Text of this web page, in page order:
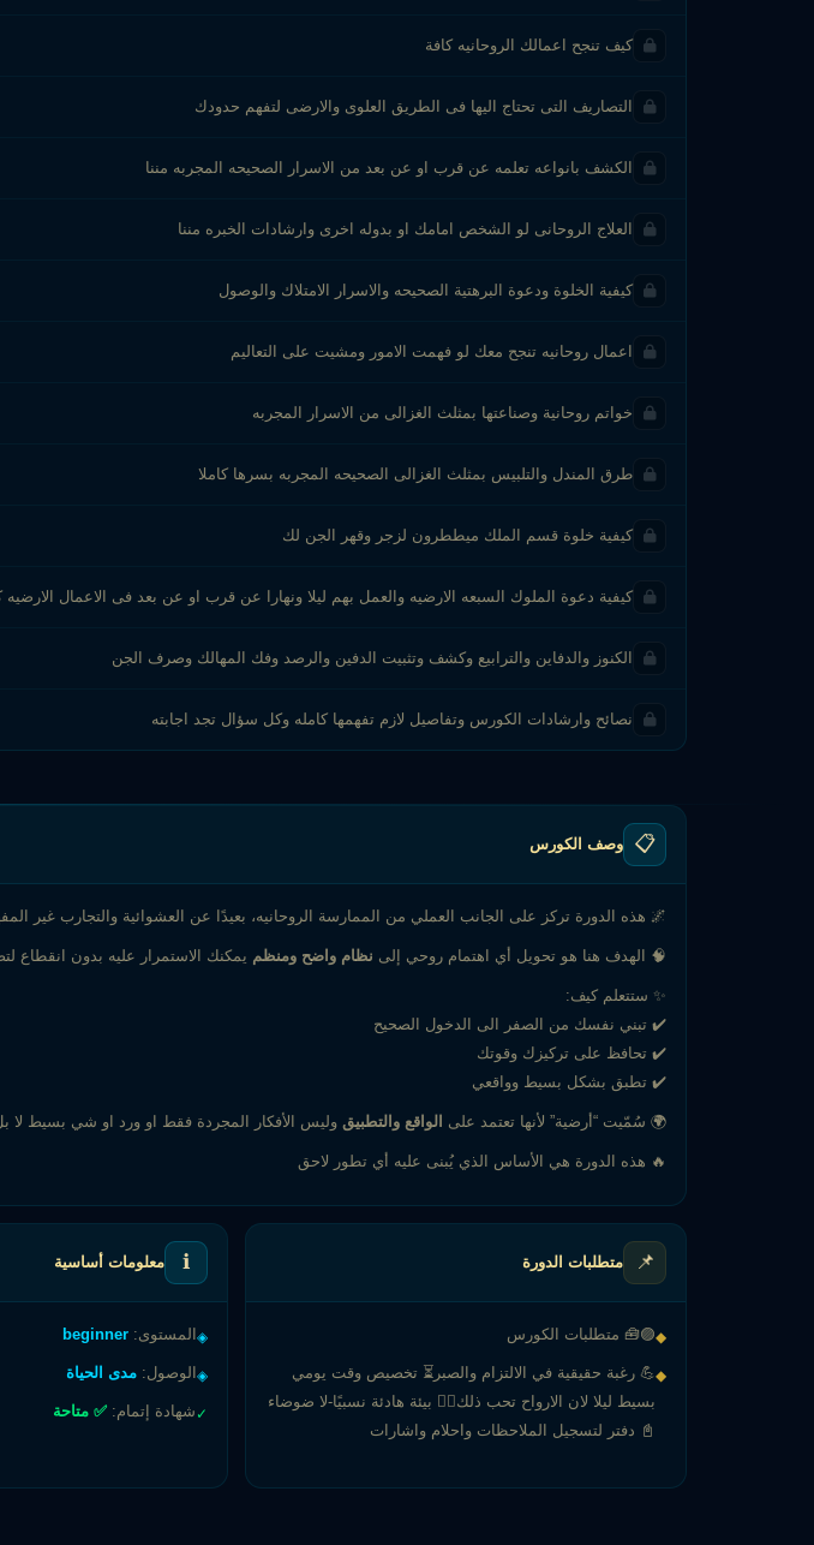
كيف تنجح اعمالك الروحانيه كافة
التصاريف التى تحتاج اليها فى الطريق العلوى والارضى لتفهم حدودك
الكشف بانواعه تعلمه عن قرب او عن بعد من الاسرار الصحيحه المجربه مننا
العلاج الروحانى لو الشخص امامك او بدوله اخرى وارشادات الخبره مننا
كيفية الخلوة ودعوة البرهتية الصحيحه والاسرار الامتلاك والوصول
اعمال روحانيه تنجح معك لو فهمت الامور ومشيت على التعاليم
خواتم روحانية وصناعتها بمثلث الغزالى من الاسرار المجربه
طرق المندل والتلبيس بمثلث الغزالى الصحيحه المجربه بسرها كاملا
كيفية خلوة قسم الملك ميططرون لزجر وقهر الجن لك
كيفية دعوة الملوك السبعه الارضيه والعمل بهم ليلا ونهارا عن قرب او عن بعد فى الاعمال الارضيه
الكنوز والدفاين والترابيع وكشف وتثبيت الدفين والرصد وفك المهالك وصرف الجن
نصائح وارشادات الكورس وتفاصيل لازم تفهمها كامله وكل سؤال تجد اجابته
📋 وصف الكورس
🌌 هذه الدورة تركز على الجانب العملي من الممارسة الروحانيه، بعيدًا عن العشوائية والتجارب غير
🧠 الهدف هنا هو تحويل أي اهتمام روحي إلى نظام واضح ومنظم يمكنك الاستمرار عليه بدون انقطاع
✨ ستتعلم كيف:
✔️ تبني نفسك من الصفر الى الدخول الصحيح
✔️ تحافظ على تركيزك وقوتك
✔️ تطبق بشكل بسيط وواقعي
🌍 سُمّيت “أرضية” لأنها تعتمد على الواقع والتطبيق وليس الأفكار المجردة فقط او ورد او شي بسيط لا
🔥 هذه الدورة هي الأساس الذي يُبنى عليه أي تطور لاحق
📌 متطلبات الدورة
◆🟣🧰 متطلبات الكورس
◆💪 رغبة حقيقية في الالتزام والصبر⏳ تخصيص وقت يومي
بسيط ليلا لان الارواح تحب ذلك🧘‍♂️ بيئة هادئة نسبيًا-لا ضوضاء
📓 دفتر لتسجيل الملاحظات واحلام واشارات
ℹ️ معلومات أساسية
◈ المستوى: beginner
◈ الوصول: مدى الحياة
✓ شهادة إتمام: ✅ متاحة